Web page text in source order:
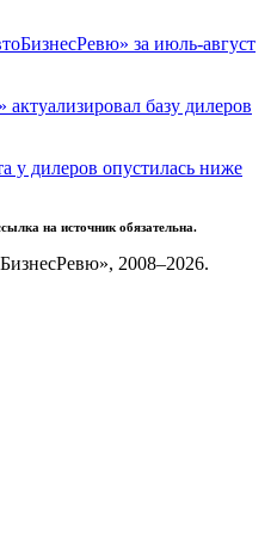
за июль-август
базу дилеров
у дилеров опустилась ниже
на источник обязательна.
2008–2026.